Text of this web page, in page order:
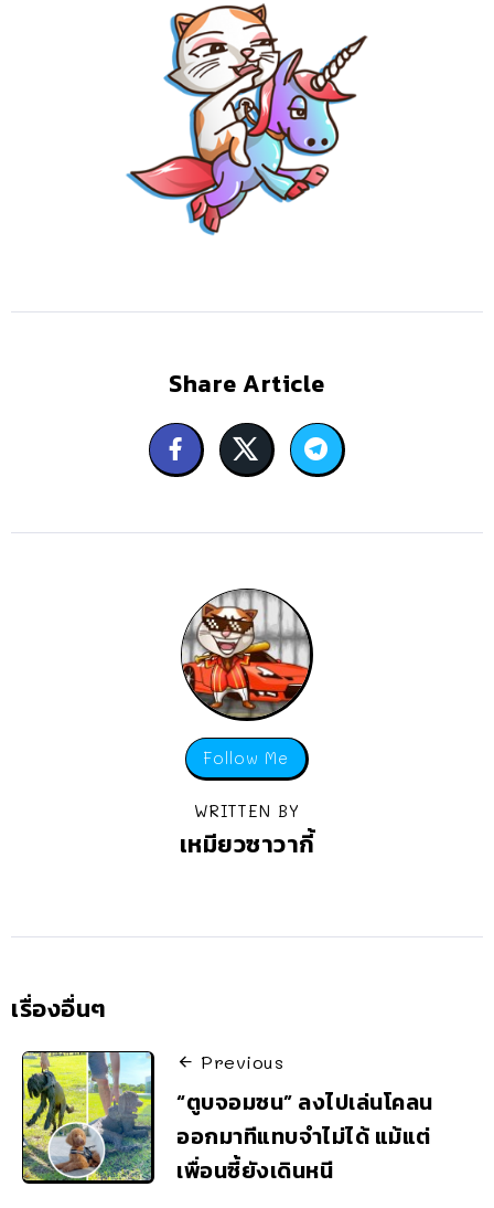
Share Article
Follow Me
WRITTEN BY
เหมียวซาวากี้
เรื่องอื่นๆ
Previous
“ตูบจอมซน” ลงไปเล่นโคลน
ออกมาทีแทบจำไม่ได้ แม้แต่
เพื่อนซี้ยังเดินหนี